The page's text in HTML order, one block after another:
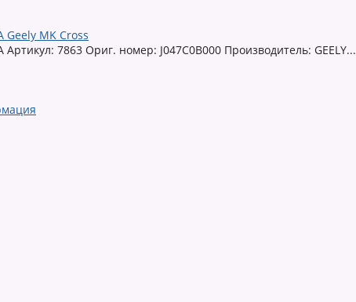
Geely MK Cross
7863 Ориг. номер: J047C0B000 Производитель: GEELY...